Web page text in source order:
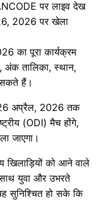
पर लाइव देख
2026 पर खेला
का पूरा कार्यक्रम
अंक तालिका, स्थान,
हैं।
26 अप्रैल, 2026 तक
(ODI) मैच होंगे,
जाएगा।
खिलाड़ियों को आने वाले
युवा और उभरते
सुनिश्चित हो सके कि